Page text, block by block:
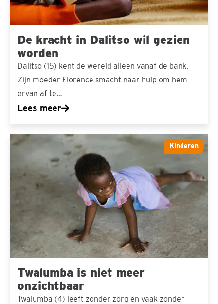
De kracht in Dalitso wil gezien
worden
Dalitso (15) kent de wereld alleen vanaf de bank.
Zijn moeder Florence smacht naar hulp om hem
ervan af te…
Lees meer
Kinderen
Twalumba is niet meer
onzichtbaar
Twalumba (4) leeft zonder zorg en vaak zonder
Twalumba
niet
onzichtbaar